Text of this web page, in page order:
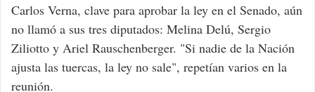
Carlos Verna, clave para aprobar la ley en el Senado, aún
no llamó a sus tres diputados: Melina Delú, Sergio
Ziliotto y Ariel Rauschenberger. "Si nadie de la Nación
ajusta las tuercas, la ley no sale", repetían varios en la
reunión.